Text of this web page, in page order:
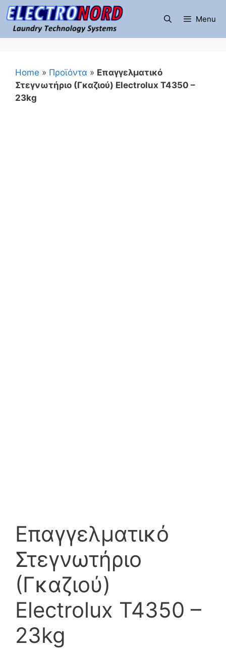
Μετάβαση
σε
περιεχόμενο
Menu
Home » Προϊόντα » Επαγγελματικό
Στεγνωτήριο (Γκαζιού) Electrolux T4350 –
23kg
Επαγγελματικό
Στεγνωτήριο
(Γκαζιού)
Electrolux T4350 –
23kg